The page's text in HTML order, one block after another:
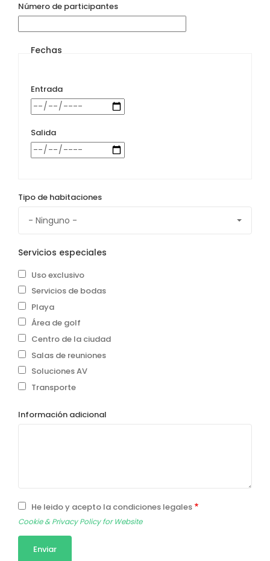
Número de participantes
Fechas
Entrada
Salida
Tipo de habitaciones
Servicios especiales
Uso exclusivo
Servicios de bodas
Playa
Área de golf
Centro de la ciudad
Salas de reuniones
Soluciones AV
Transporte
Información adicional
He leido y acepto la condiciones legales
Cookie & Privacy Policy for Website